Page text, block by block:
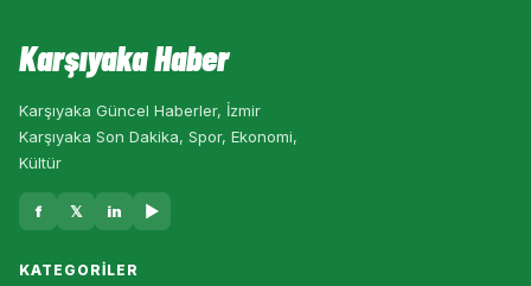
Karşıyaka Haber
Karşıyaka Güncel Haberler, İzmir
Karşıyaka Son Dakika, Spor, Ekonomi,
Kültür
f 𝕏 in ▶
KATEGORILER